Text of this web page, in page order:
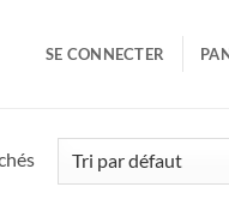
SE CONNECTER